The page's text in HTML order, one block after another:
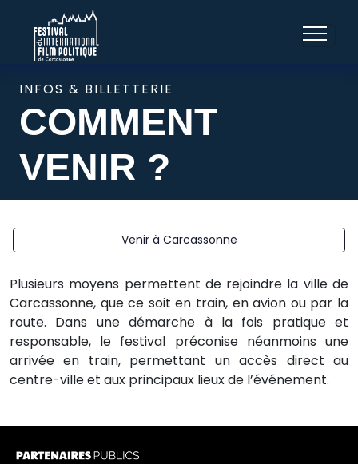
INFOS & BILLETTERIE
COMMENT
VENIR ?
Venir à Carcassonne
Plusieurs moyens permettent de rejoindre la ville de
Carcassonne, que ce soit en train, en avion ou par la
route. Dans une démarche à la fois pratique et
responsable, le festival préconise néanmoins une
arrivée en train, permettant un accès direct au
centre-ville et aux principaux lieux de l’événement.